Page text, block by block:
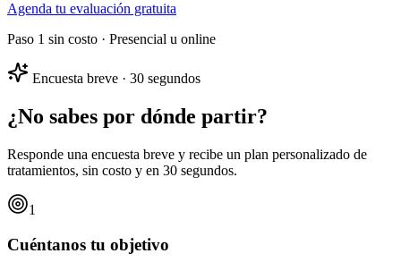
Agenda tu evaluación gratuita
Paso 1 sin costo · Presencial u online
Encuesta breve · 30 segundos
¿No sabes por dónde partir?
Responde una encuesta breve y recibe un plan personalizado de
tratamientos, sin costo y en 30 segundos.
1
Cuéntanos tu objetivo